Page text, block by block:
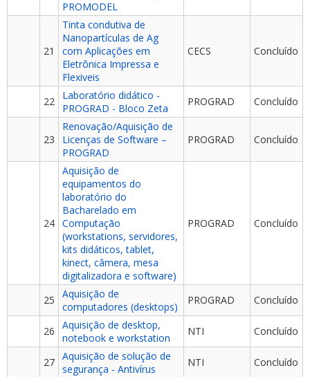
PROMODEL
21
Tinta condutiva de
Nanopartículas de Ag
com Aplicações em
Eletrônica Impressa e
Flexiveis
CECS Concluído
22
Laboratório didático -
PROGRAD - Bloco Zeta
PROGRAD Concluído
23
Renovação/Aquisição de
Licenças de Software –
PROGRAD
PROGRAD Concluído
24
Aquisição de
equipamentos do
laboratório do
Bacharelado em
Computação
(workstations, servidores,
kits didáticos, tablet,
kinect, câmera, mesa
digitalizadora e software)
PROGRAD Concluído
25
Aquisição de
computadores (desktops)
PROGRAD Concluído
26
Aquisição de desktop,
notebook e workstation
NTI Concluído
27 Aquisição de solução de
segurança - Antivírus
NTI Concluído